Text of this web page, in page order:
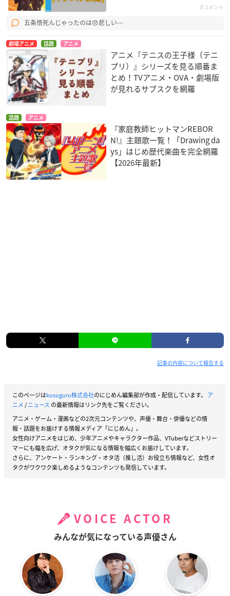
8コメント
五条悟死んじゃったのは😞悲しい⋯
劇場アニメ 話題 アニメ
アニメ『テニスの王子様（テニ
プリ）』シリーズを見る順番ま
とめ！TVアニメ・OVA・劇場版
が見れるサブスクを網羅
話題 アニメ
『家庭教師ヒットマンREBOR
N!』主題歌一覧！「Drawing da
ys」はじめ歴代楽曲を完全網羅
【2026年最新】
記事の内容について報告する
このページはkusuguru株式会社のにじめん編集部が作成・配信しています。 ア
ニメ/ニュース の最新情報はリンク先をご覧ください。
アニメ・ゲーム・漫画などの2次元コンテンツや、声優・舞台・俳優などの情
報・話題をお届けする情報メディア「にじめん」。
女性向けアニメをはじめ、少年アニメやキャラクター作品、VTuberなどストリー
マーにも幅を広げ、オタクが気になる情報を幅広くお届けしています。
さらに、アンケート・ランキング・オタ活（推し活）お役立ち情報など、女性オ
タクがワクワク楽しめるようなコンテンツも発信しています。
VOICE ACTOR
みんなが気になっている声優さん